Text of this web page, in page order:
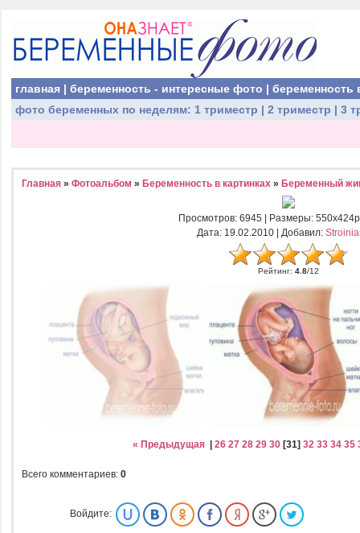
главная | беременность - интересные фото | беременность
фото беременных по неделям: 1 триместр | 2 триместр | 3
Главная » Фотоальбом » Беременность в картинках » Беременный
Просмотров: 6945 | Размеры:
Дата: 19.02.2010 | Добавил:
Рейтинг: 4.8/12
« Предыдущая| 26 27 28 29 30[31] 32 33 34 35
Всего комментариев: 0
Войдите: